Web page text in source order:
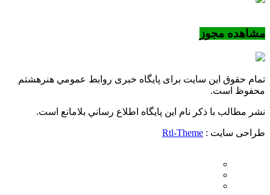
مشاهده مجوز
تمام حقوق این سایت برای پایگاه خبری روابط عمومي هنرهشتم
محفوظ است.
نشر مطالب با ذکر نام اين پايگاه اطلاع رساني بلامانع است.
طراحی سایت : Rtl-Theme